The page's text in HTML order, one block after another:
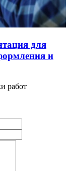
для
и
работ